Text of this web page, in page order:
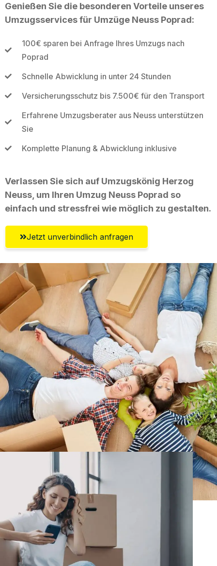
Genießen Sie die besonderen Vorteile unseres
Umzugsservices für Umzüge Neuss Poprad:
100€ sparen bei Anfrage Ihres Umzugs nach
Poprad
Schnelle Abwicklung in unter 24 Stunden
Versicherungsschutz bis 7.500€ für den Transport
Erfahrene Umzugsberater aus Neuss unterstützen
Sie
Komplette Planung & Abwicklung inklusive
Verlassen Sie sich auf Umzugskönig Herzog
Neuss, um Ihren Umzug Neuss Poprad so
einfach und stressfrei wie möglich zu gestalten.
Jetzt unverbindlich anfragen